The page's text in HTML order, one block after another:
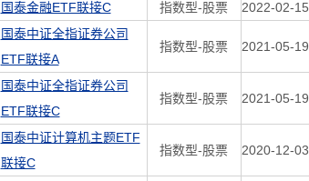
国泰金融ETF联接C 指数型-股票 2022-02-15
国泰中证全指证券公司
ETF联接A
指数型-股票 2021-05-19
国泰中证全指证券公司
ETF联接C
指数型-股票 2021-05-19
国泰中证计算机主题ETF
联接C
指数型-股票 2020-12-03